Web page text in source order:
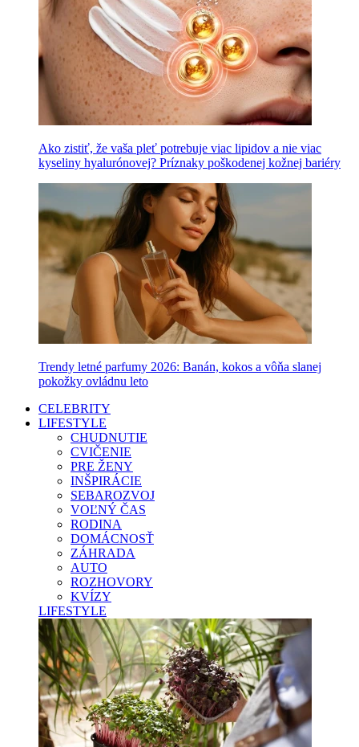
Ako zistiť, že vaša pleť potrebuje viac lipidov a nie viac
kyseliny hyalurónovej? Príznaky poškodenej kožnej bariéry
Trendy letné parfumy 2026: Banán, kokos a vôňa slanej
pokožky ovládnu leto
CELEBRITY
LIFESTYLE
CHUDNUTIE
CVIČENIE
PRE ŽENY
INŠPIRÁCIE
SEBAROZVOJ
VOĽNÝ ČAS
RODINA
DOMÁCNOSŤ
ZÁHRADA
AUTO
ROZHOVORY
KVÍZY
LIFESTYLE